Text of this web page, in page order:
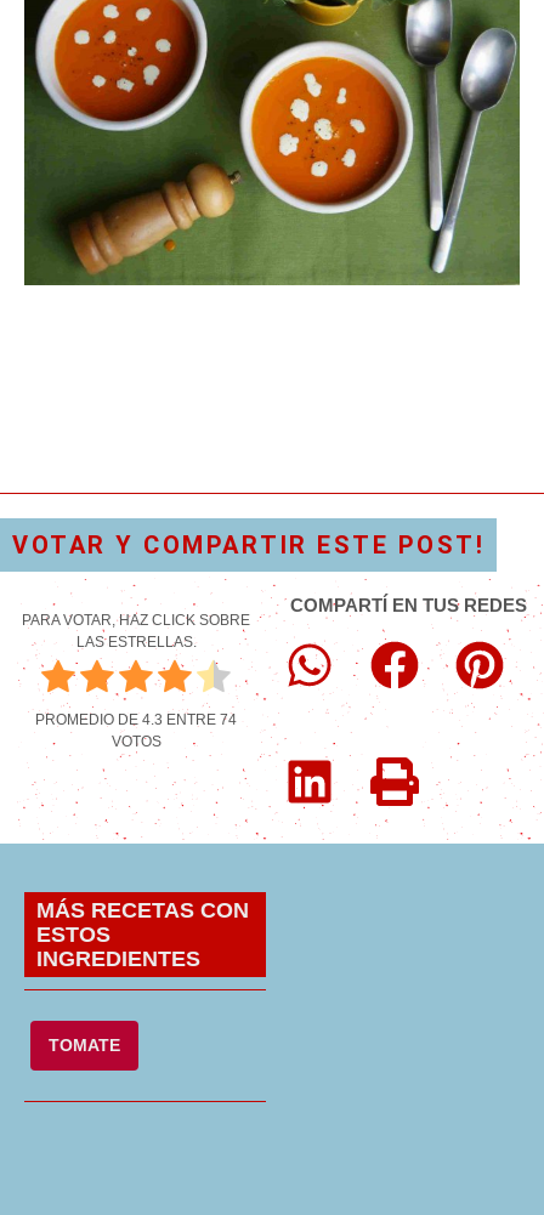
VOTAR Y COMPARTIR ESTE POST!
PARA VOTAR, HAZ CLICK SOBRE
LAS ESTRELLAS.
PROMEDIO DE 4.3 ENTRE 74
VOTOS
COMPARTÍ EN TUS REDES
MÁS RECETAS CON
ESTOS
INGREDIENTES
TOMATE